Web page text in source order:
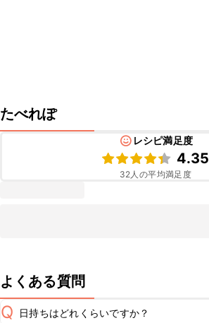
たべれぽ
レシピ満足度
4.35
32人の平均満足度
よくある質問
Q 日持ちはどれくらいですか？